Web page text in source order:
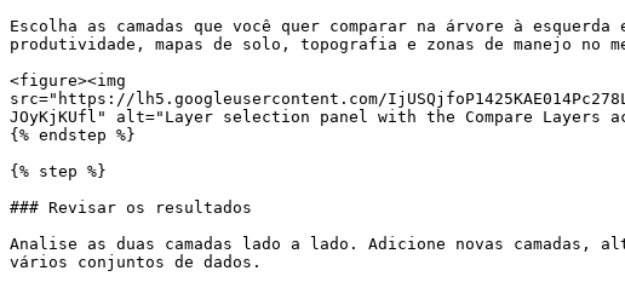
Escolha as camadas que você quer comparar na árvore à
produtividade, mapas de solo, topografia e zonas de manejo no
<figure><img
src="https://lh5.googleusercontent.com/
JOyKjKUfl" alt="Layer selection panel with the Compare Layers
{% endstep %}
{% step %}
### Revisar os resultados
Analise as duas camadas lado a lado. Adicione novas camadas,
vários conjuntos de dados.